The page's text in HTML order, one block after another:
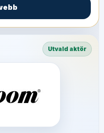
Utvald aktör